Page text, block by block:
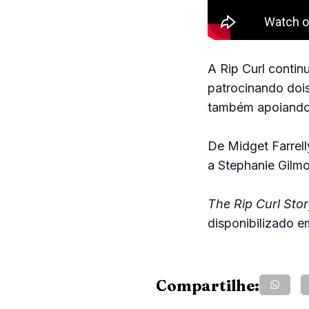
A Rip Curl
patrocinando
também
De Midget
a Stephanie
The Rip Curl
disponibilizado
Compartilhe: